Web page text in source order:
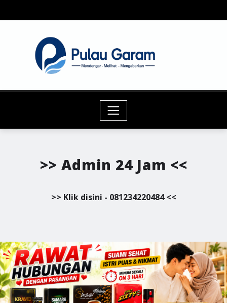
to
>> Admin 24 Jam <<
>> Klik disini - 081234220484 <<